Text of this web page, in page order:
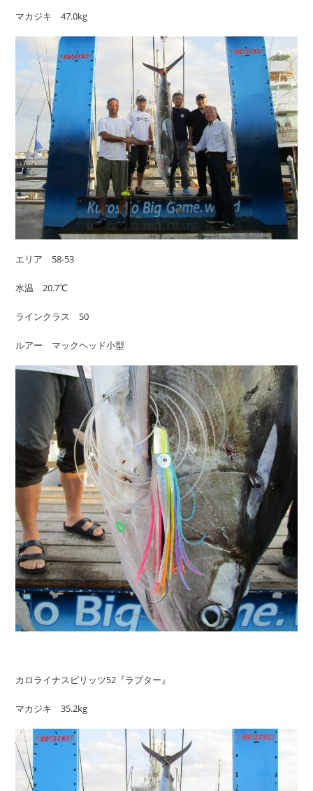
マカジキ 47.0kg
エリア 58-53
水温 20.7℃
ラインクラス 50
ルアー マックヘッド小型
カロライナスピリッツ52『ラプター』
マカジキ 35.2kg